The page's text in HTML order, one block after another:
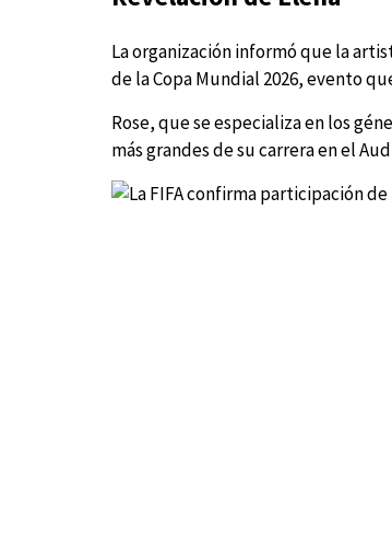
La organización informó que la
de la Copa Mundial 2026, evento
Rose, que se especializa en los
más grandes de su carrera en el